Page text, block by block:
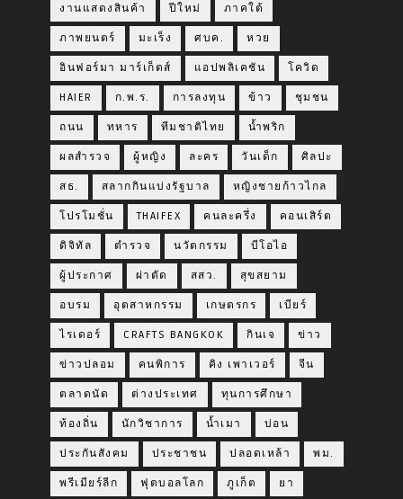
งานแสดงสินค้า ปีใหม่ ภาคใต้
ภาพยนตร์ มะเร็ง ศบค. หวย
อินฟอร์มา มาร์เก็ตส์ แอปพลิเคชัน โควิด
HAIER ก.พ.ร. การลงทุน ข้าว ชุมชน
ถนน ทหาร ทีมชาติไทย น้ำพริก
ผลสำรวจ ผู้หญิง ละคร วันเด็ก ศิลปะ
สธ. สลากกินแบ่งรัฐบาล หญิงชายก้าวไกล
โปรโมชั่น THAIFEX คนละครึ่ง คอนเสิร์ต
ดิจิทัล ตำรวจ นวัตกรรม บีโอไอ
ผู้ประกาศ ผ่าตัด สสว. สุขสยาม
อบรม อุตสาหกรรม เกษตรกร เบียร์
ไรเดอร์ CRAFTS BANGKOK กินเจ ข่าว
ข่าวปลอม คนพิการ คิง เพาเวอร์ จีน
ตลาดนัด ต่างประเทศ ทุนการศึกษา
ท้องถิ่น นักวิชาการ น้ำเมา บ่อน
ประกันสังคม ประชาชน ปลอดเหล้า พม.
พรีเมียร์ลีก ฟุตบอลโลก ภูเก็ต ยา